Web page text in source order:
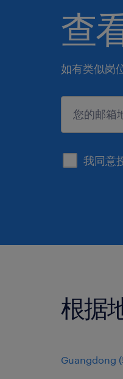
查
如有类似岗
我同意
submit
根据
Guangdong (